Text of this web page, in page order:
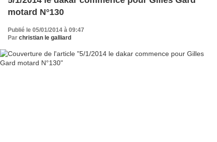
motard N°130
Publié le 05/01/2014 à 09:47
Par christian le galliard